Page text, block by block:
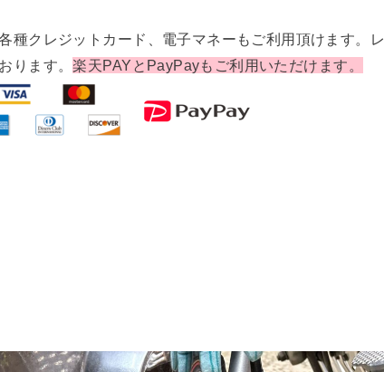
種クレジットカード、電子マネーもご利用頂けます。レ
ります。楽天PAYとPayPayもご利用いただけます。